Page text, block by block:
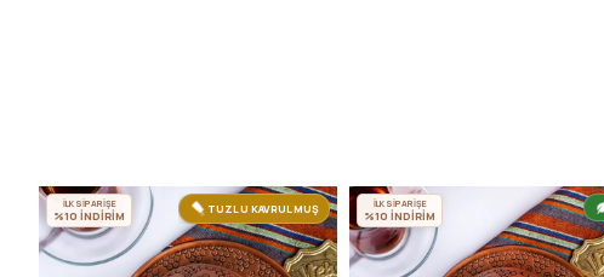
TUZLU KAVRULMUŞ
İLK SİPARİŞE
%10 İNDİRİM
İLK SİPARİŞE
%10 İNDİRİM